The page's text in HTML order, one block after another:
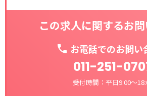
この求人に関するお
お電話でのお問い
011-251-
受付時間：平日9:00～